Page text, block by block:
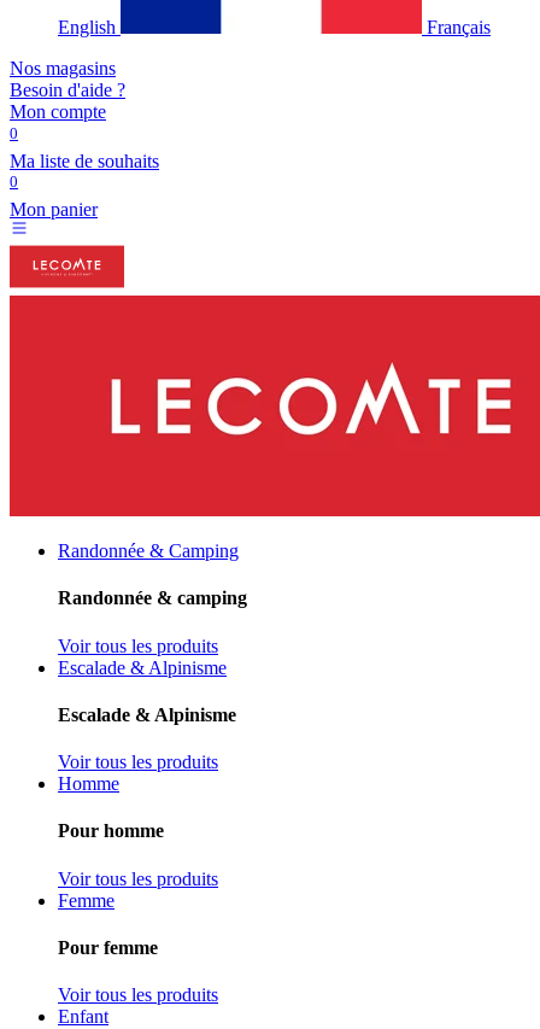
English
Français
Nos magasins
Besoin d'aide ?
Mon compte
0
Ma liste de souhaits
0
Mon panier
Randonnée & Camping
Randonnée & camping
Voir tous les produits
Escalade & Alpinisme
Escalade & Alpinisme
Voir tous les produits
Homme
Pour homme
Voir tous les produits
Femme
Pour femme
Voir tous les produits
Enfant